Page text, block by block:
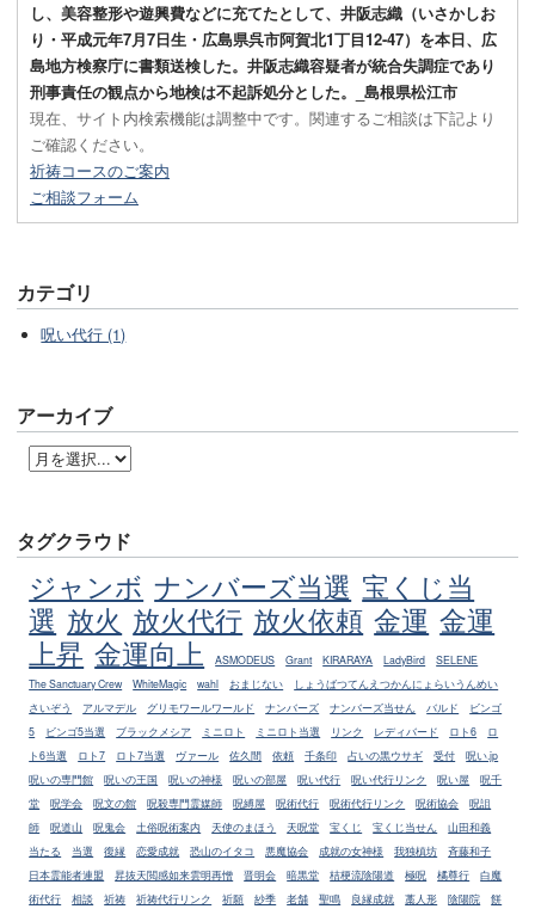
し、美容整形や遊興費などに充てたとして、井阪志織（いさかしお
り・平成元年7月7日生・広島県呉市阿賀北1丁目12-47）を本日、広
島地方検察庁に書類送検した。井阪志織容疑者が統合失調症であり
刑事責任の観点から地検は不起訴処分とした。_島根県松江市
現在、サイト内検索機能は調整中です。関連するご相談は下記より
ご確認ください。
祈祷コースのご案内
ご相談フォーム
カテゴリ
呪い代行 (1)
アーカイブ
タグクラウド
ジャンボ ナンバーズ当選 宝くじ当
選 放火 放火代行 放火依頼 金運 金運
上昇 金運向上 ASMODEUS Grant KIRARAYA LadyBird
SELENE
The Sanctuary Crew
WhiteMagic wahl おまじない
しょうばつてんえつかんにょらいうんめい
さいぞう
アルマデル グリモワールワールド ナンバーズ ナンバーズ当せん バルド
ビンゴ
5
ビンゴ5当選 ブラックメシア ミニロト ミニロト当選 リンク レディバード ロト6
ロ
ト6当選
ロト7 ロト7当選 ヴァール 佐久間 依頼 千条印 占いの黒ウサギ 受付
呪い.jp
呪いの専門館
呪いの王国 呪いの神様 呪いの部屋 呪い代行 呪い代行リンク 呪い屋
呪千
堂
呪学会 呪文の館 呪殺専門霊媒師 呪縛屋 呪術代行 呪術代行リンク 呪術協会
呪詛
師
呪道山 呪鬼会 土俗呪術案内 天使のまほう 天呪堂 宝くじ 宝くじ当せん
山田和義
当たる
当選 復縁 恋愛成就 恐山のイタコ 悪魔協会 成就の女神様 我独槙坊
斉藤和子
日本霊能者連盟
昇抜天閲感如来雲明再憎 晋明会 暗黒堂 桔梗流陰陽道 極呪 橘尊行
白魔
術代行
相談 祈祷 祈祷代行リンク 祈願 紗季 老舗 聖鳴 良縁成就 藁人形 陰陽院
餅